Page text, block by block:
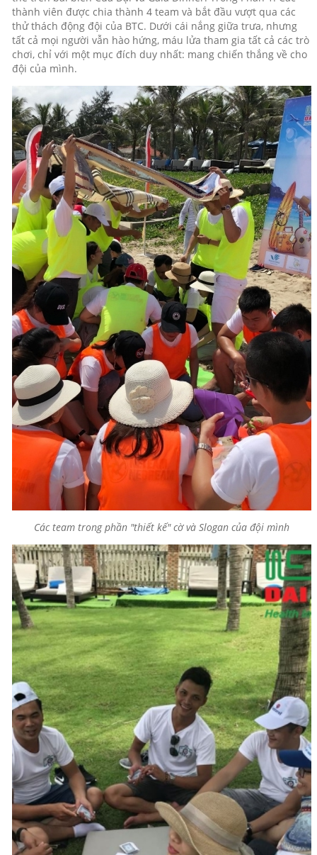
thành viên được chia thành 4 team và bắt đầu vượt qua các
thử thách động đội của BTC. Dưới cái nắng giữa trưa, nhưng
tất cả mọi người vẫn hào hứng, máu lửa tham gia tất cả các trò
chơi, chỉ với một mục đích duy nhất: mang chiến thắng về cho
đội của mình.
Các team trong phần "thiết kế" cờ và Slogan của đội mình